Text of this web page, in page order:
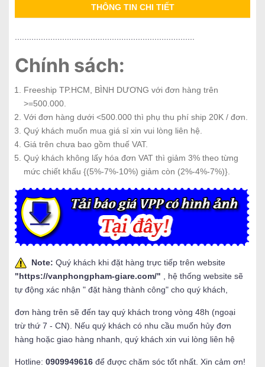
THÔNG TIN CHI TIẾT
Chính sách:
Freeship TP.HCM, BÌNH DƯƠNG với đơn hàng trên
>=500.000.
Với đơn hàng dưới <500.000 thì phụ thu phí ship 20K / đơn.
Quý khách muốn mua giá sỉ xin vui lòng liên hệ.
Giá trên chưa bao gồm thuế VAT.
Quý khách không lấy hóa đơn VAT thì giảm 3% theo từng
mức chiết khấu {(5%-7%-10%) giảm còn (2%-4%-7%)}.
Note: Quý khách khi đặt hàng trực tiếp trên website
"https://vanphongpham-giare.com/"
, hệ thống website sẽ
tự động xác nhận " đặt hàng thành công" cho quý khách,
đơn hàng trên sẽ đến tay quý khách trong vòng 48h (ngoại
trừ thứ 7 - CN). Nếu quý khách có nhu cầu muốn hủy đơn
hàng hoặc giao hàng nhanh, quý khách xin vui lòng liên hệ
Hotline: 0909949616 để được chăm sóc tốt nhất. Xin cảm ơn!